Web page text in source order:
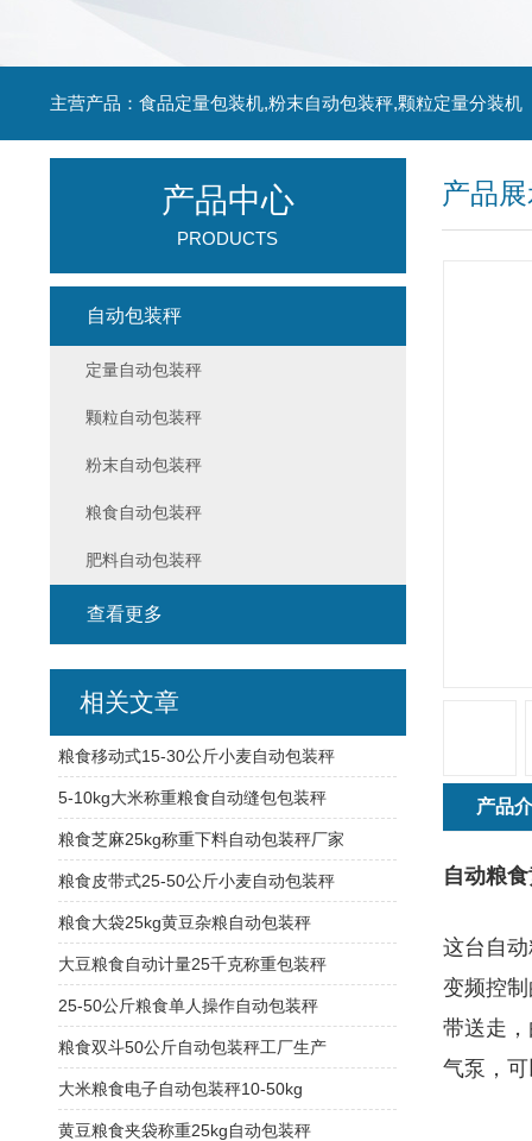
主营产品：食品定量包装机,粉末自动包装秤,颗粒定量分装机
产品
产品
自动粮
这台自
变频控
带送走
气泵，
产品中心
PRODUCTS
自动包装秤
定量自动包装秤
颗粒自动包装秤
粉末自动包装秤
粮食自动包装秤
肥料自动包装秤
查看更多
相关文章
粮食移动式15-30公斤小麦自动包装秤
5-10kg大米称重粮食自动缝包包装秤
粮食芝麻25kg称重下料自动包装秤厂家
粮食皮带式25-50公斤小麦自动包装秤
粮食大袋25kg黄豆杂粮自动包装秤
大豆粮食自动计量25千克称重包装秤
25-50公斤粮食单人操作自动包装秤
粮食双斗50公斤自动包装秤工厂生产
大米粮食电子自动包装秤10-50kg
黄豆粮食夹袋称重25kg自动包装秤